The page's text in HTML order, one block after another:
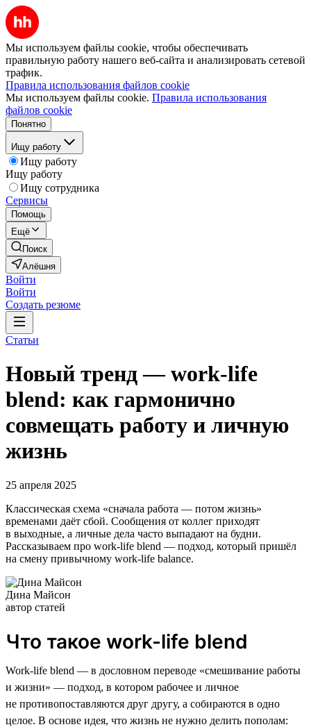
Мы используем файлы cookie, чтобы обеспечивать
правильную работу нашего веб-сайта и анализировать сетевой
трафик.
Правила использования файлов cookie
Мы используем файлы cookie. Правила использования
файлов cookie
Понятно
Ищу работу
Ищу работу
Ищу работу
Ищу сотрудника
Сервисы
Помощь
Ещё
Поиск
Алёшня
Войти
Войти
Создать резюме
Статьи
Новый тренд — work-life
blend: как гармонично
совмещать работу и личную
жизнь
25 апреля 2025
Классическая схема «сначала работа — потом жизнь»
временами даёт сбой. Сообщения от коллег приходят
в выходные, а личные дела часто выпадают на будни.
Рассказываем про work-life blend — подход, который пришёл
на смену привычному work-life balance.
Дина Майсон
автор статей
Что такое work-life blend
Work-life blend — в дословном переводе «смешивание работы
и жизни» — подход, в котором рабочее и личное
не противопоставляются друг другу, а собираются в одно
целое. В основе идея, что жизнь не нужно делить пополам: